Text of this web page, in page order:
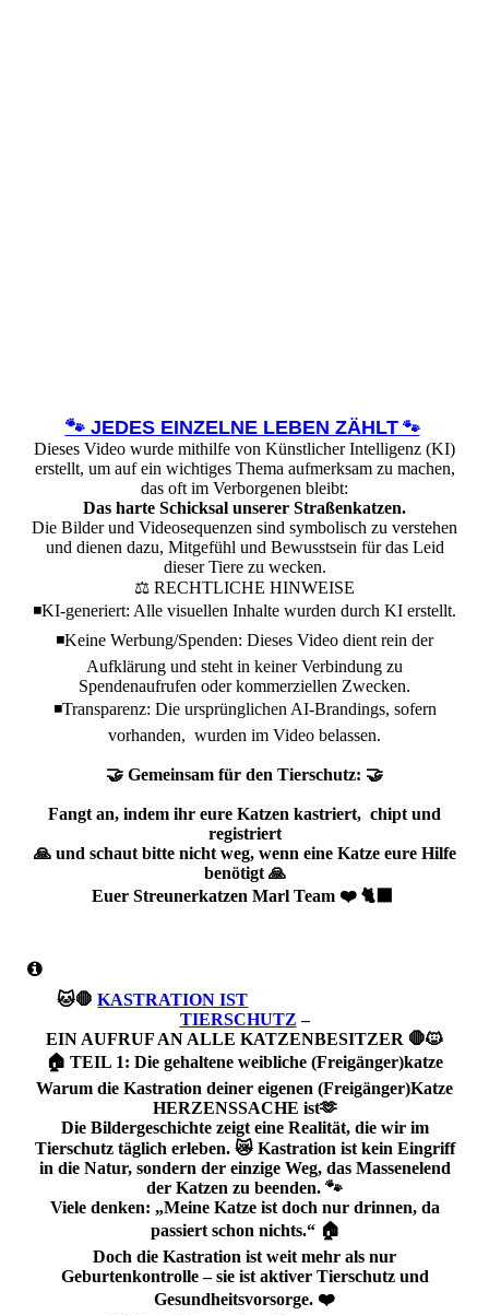
🐾 JEDES EINZELNE LEBEN ZÄHLT🐾
​Dieses Video wurde mithilfe von Künstlicher Intelligenz (KI)
erstellt, um auf ein wichtiges Thema aufmerksam zu machen,
das oft im Verborgenen bleibt:
Das harte Schicksal unserer Straßenkatzen.
​Die Bilder und Videosequenzen sind symbolisch zu verstehen
und dienen dazu, Mitgefühl und Bewusstsein für das Leid
dieser Tiere zu wecken.
​⚖️ RECHTLICHE HINWEISE
◾️​KI-generiert: Alle visuellen Inhalte wurden durch KI erstellt.
◾️​Keine Werbung/Spenden: Dieses Video dient rein der
Aufklärung und steht in keiner Verbindung zu
Spendenaufrufen oder kommerziellen Zwecken.
◾️​Transparenz: Die ursprünglichen AI-Brandings, sofern
vorhanden, wurden im Video belassen.
​🤝 Gemeinsam für den Tierschutz: 🤝
​Fangt an, indem ihr eure Katzen kastriert, chipt und
registriert
🙏 und schaut bitte nicht weg, wenn eine Katze eure Hilfe
benötigt 🙏
Euer Streunerkatzen Marl Team ❤️ 🐈‍⬛
🐱🛑KASTRATION IST
TIERSCHUTZ –
EIN AUFRUF AN ALLE KATZENBESITZER 🛑🐱
🏠 TEIL 1: Die gehaltene weibliche (Freigänger)katze
Warum die Kastration deiner eigenen (Freigänger)Katze
HERZENSSACHE ist🫶
Die Bildergeschichte zeigt eine Realität, die wir im
Tierschutz täglich erleben. 😿 Kastration ist kein Eingriff
in die Natur, sondern der einzige Weg, das Massenelend
der Katzen zu beenden. 🐾
Viele denken: „Meine Katze ist doch nur drinnen, da
passiert schon nichts.“ 🏠
Doch die Kastration ist weit mehr als nur
Geburtenkontrolle – sie ist aktiver Tierschutz und
Gesundheitsvorsorge. ❤️